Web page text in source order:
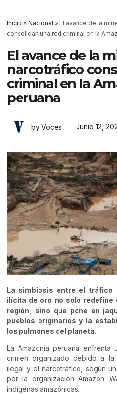
Inicio » Nacional » El avance de la
consolidan una red criminal en la
El avance de la
narcotráfico
criminal en la
peruana
by Voces Junio 12,
La simbiosis entre el tráfico
ilícita de oro no solo redefine
región, sino que pone en
pueblos originarios y la
los pulmones del planeta.
La Amazonía peruana enfrenta
crimen organizado debido a la
ilegal y el narcotráfico, según
por la organización Amazon
indígenas amazónicas.